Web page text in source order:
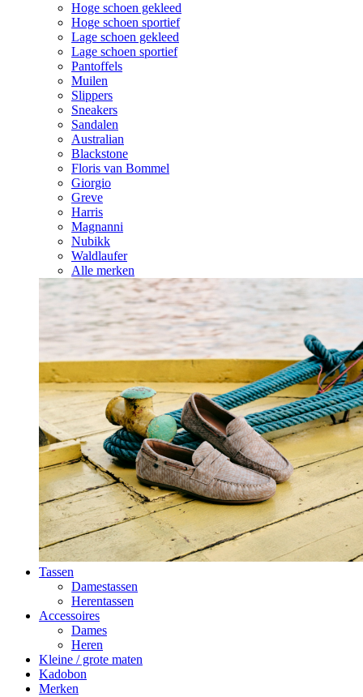
Hoge schoen gekleed
Hoge schoen sportief
Lage schoen gekleed
Lage schoen sportief
Pantoffels
Muilen
Slippers
Sneakers
Sandalen
Australian
Blackstone
Floris van Bommel
Giorgio
Greve
Harris
Magnanni
Nubikk
Waldlaufer
Alle merken
Tassen
Damestassen
Herentassen
Accessoires
Dames
Heren
Kleine / grote maten
Kadobon
Merken